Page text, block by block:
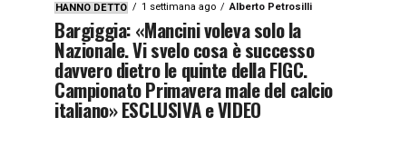
HANNO DETTO 1 settimana ago Alberto Petrosilli
Bargiggia: «Mancini voleva solo la
Nazionale. Vi svelo cosa è successo
davvero dietro le quinte della FIGC.
Campionato Primavera male del calcio
italiano» ESCLUSIVA e VIDEO